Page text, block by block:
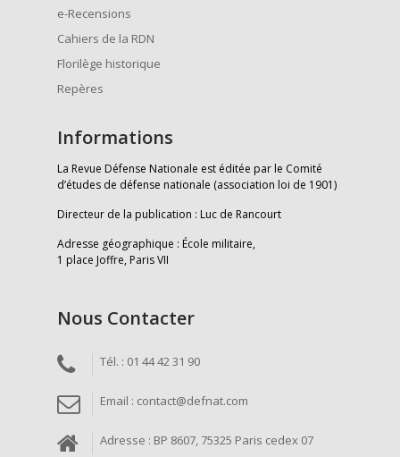
e-Recensions
Cahiers de la RDN
Florilège historique
Repères
Informations
La Revue Défense Nationale est éditée par le Comité
d’études de défense nationale (association loi de 1901)
Directeur de la publication : Luc de Rancourt
Adresse géographique : École militaire,
1 place Joffre, Paris VII
Nous Contacter
Tél. : 01 44 42 31 90
Email : contact@defnat.com
Adresse : BP 8607, 75325 Paris cedex 07